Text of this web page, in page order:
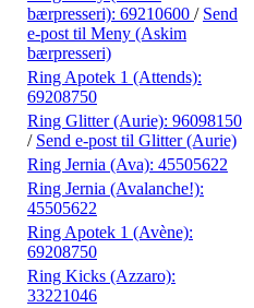
bærpresseri): 69210600 / Send
e-post til Meny (Askim
bærpresseri)
Ring Apotek 1 (Attends):
69208750
Ring Glitter (Aurie): 96098150
/ Send e-post til Glitter (Aurie)
Ring Jernia (Ava): 45505622
Ring Jernia (Avalanche!):
45505622
Ring Apotek 1 (Avène):
69208750
Ring Kicks (Azzaro):
33221046